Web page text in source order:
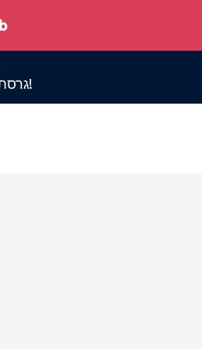
גרסת ניסיון חינם זמינה!